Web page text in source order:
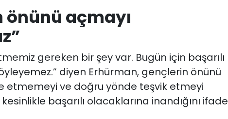
önünü açmayı
gereken bir şey var. Bugün için başarılı
diyen Erhürman, gençlerin önünü
etmemeyi ve doğru yönde teşvik etmeyi
başarılı olacaklarına inandığını ifade